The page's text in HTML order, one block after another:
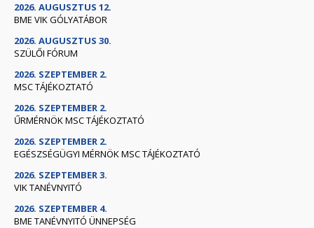
2026. AUGUSZTUS 12.
BME VIK GÓLYATÁBOR
2026. AUGUSZTUS 30.
SZÜLŐI FÓRUM
2026. SZEPTEMBER 2.
MSC TÁJÉKOZTATÓ
2026. SZEPTEMBER 2.
ŰRMÉRNÖK MSC TÁJÉKOZTATÓ
2026. SZEPTEMBER 2.
EGÉSZSÉGÜGYI MÉRNÖK MSC TÁJÉKOZTATÓ
2026. SZEPTEMBER 3.
VIK TANÉVNYITÓ
2026. SZEPTEMBER 4.
BME TANÉVNYITÓ ÜNNEPSÉG